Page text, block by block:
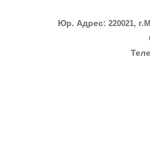
Юр. Адрес: 220021,